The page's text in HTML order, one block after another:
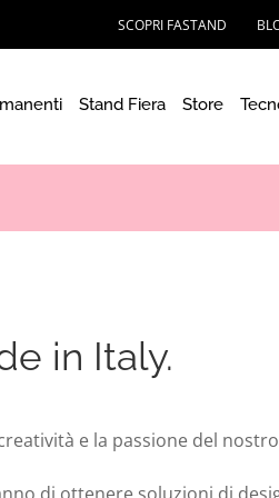
SCOPRI FASTAND
Stand Fiera Store
in Italy.
e la passione del
di ottenere soluzioni di